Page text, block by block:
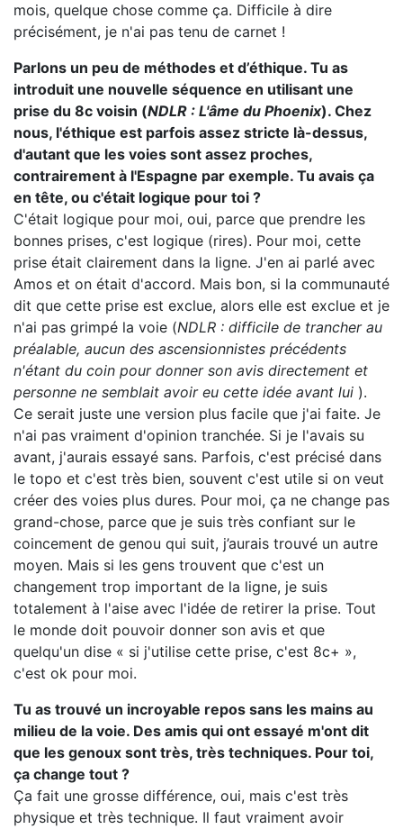
mois, quelque chose comme ça. Difficile à dire
précisément, je n'ai pas tenu de carnet !
Parlons un peu de méthodes et d’éthique. Tu as
introduit une nouvelle séquence en utilisant une
prise du 8c voisin (NDLR : L'âme du Phoenix). Chez
nous, l'éthique est parfois assez stricte là-dessus,
d'autant que les voies sont assez proches,
contrairement à l'Espagne par exemple. Tu avais ça
en tête, ou c'était logique pour toi ?
C'était logique pour moi, oui, parce que prendre les
bonnes prises, c'est logique (rires). Pour moi, cette
prise était clairement dans la ligne. J'en ai parlé avec
Amos et on était d'accord. Mais bon, si la communauté
dit que cette prise est exclue, alors elle est exclue et je
n'ai pas grimpé la voie (NDLR : difficile de trancher au
préalable, aucun des ascensionnistes précédents
n'étant du coin pour donner son avis directement et
personne ne semblait avoir eu cette idée avant lui ).
Ce serait juste une version plus facile que j'ai faite. Je
n'ai pas vraiment d'opinion tranchée. Si je l'avais su
avant, j'aurais essayé sans. Parfois, c'est précisé dans
le topo et c'est très bien, souvent c'est utile si on veut
créer des voies plus dures. Pour moi, ça ne change pas
grand-chose, parce que je suis très confiant sur le
coincement de genou qui suit, j’aurais trouvé un autre
moyen. Mais si les gens trouvent que c'est un
changement trop important de la ligne, je suis
totalement à l'aise avec l'idée de retirer la prise. Tout
le monde doit pouvoir donner son avis et que
quelqu'un dise « si j'utilise cette prise, c'est 8c+ »,
c'est ok pour moi.
Tu as trouvé un incroyable repos sans les mains au
milieu de la voie. Des amis qui ont essayé m'ont dit
que les genoux sont très, très techniques. Pour toi,
ça change tout ?
Ça fait une grosse différence, oui, mais c'est très
physique et très technique. Il faut vraiment avoir